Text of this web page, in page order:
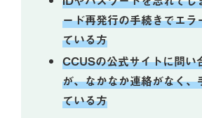
ード再発行の手続きでエラ
ている方
CCUSの公式サイトに問い
が、なかなか連絡がなく、
ている方